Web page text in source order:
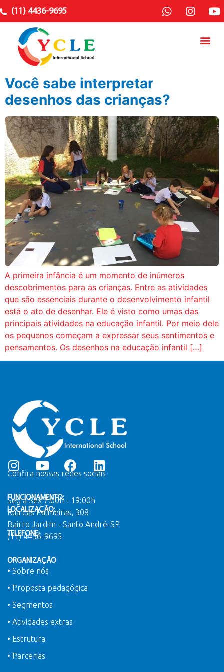
(11) 4436-9695
Você sabe interpretar
desenhos das crianças?
A primeira infância é um momento de inúmeros
descobrimentos para as crianças. Entre as atividades
que são essenciais durante o desenvolvimento infantil
está o ato de desenhar. Ele é visto como umas das
principais atividades na educação infantil. Por meio dele
os pequenos começam a expressar seus sentimentos e
pensamentos. Os desenhos na educação infantil […]
Confira nossas redes sociais
FUNCIONAMENTO:
Seg a Sex 7:00h - 19:00h
LOCALIZAÇÃO:
Rua das Palmeiras, 308
Bairro Jardim - Santo André-SP
TELEFONE:
(11) 4436-9695
ORGANIZAÇÃO
• Sobre nós
• Proposta pedagógica
• Segmentos
• Atividades extras
• Estrutura
• Parcerias